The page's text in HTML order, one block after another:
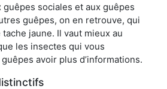
guêpes sociales et aux guêpes
guêpes, on en retrouve, qui
tache jaune. Il vaut mieux au
les insectes qui vous
avoir plus d’informations.